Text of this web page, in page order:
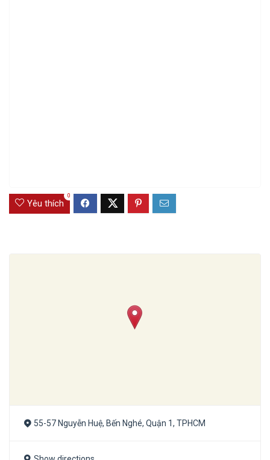
Yêu thích
0
55-57 Nguyễn Huệ, Bến Nghé, Quận 1, TPHCM